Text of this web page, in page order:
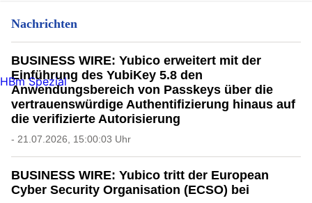
Nachrichten
BUSINESS WIRE: Yubico erweitert mit der
Einführung des YubiKey 5.8 den
Anwendungsbereich von Passkeys über die
vertrauenswürdige Authentifizierung hinaus auf
die verifizierte Autorisierung
- 21.07.2026, 15:00:03 Uhr
BUSINESS WIRE: Yubico tritt der European
Cyber Security Organisation (ECSO) bei
HBm Spezial